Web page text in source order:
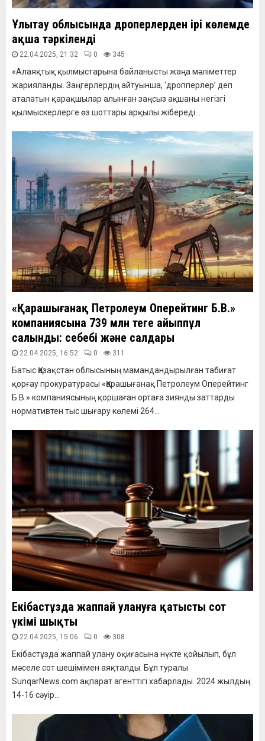
Ұлытау облысында дроперлерден ірі көлемде
ақша тәркіленді
22.04.2025, 21:32 0 345
«Алаяқтық қылмыстарына байланысты жаңа мәліметтер
жарияланды. Заңгерлердің айтуынша, ‘дропперлер’ деп
аталатын қарақшылар алынған заңсыз ақшаны негізгі
қылмыскерлерге өз шоттары арқылы жібереді...
«Қарашығанақ Петролеум Оперейтинг Б.В.»
компаниясына 739 млн теңге айыппұл
салынды: себебі және салдары
22.04.2025, 16:52 0 311
Батыс Қазақстан облысының мамандандырылған табиғат
қорғау прокуратурасы «Қарашығанақ Петролеум Оперейтинг
Б.В.» компаниясының қоршаған ортаға зиянды заттарды
нормативтен тыс шығару көлемі 264...
Екібастұзда жаппай улануға қатысты сот
үкімі шықты
22.04.2025, 15:06 0 308
Екібастұзда жаппай улану оқиғасына нүкте қойылып, бұл
мәселе сот шешімімен аяқталды. Бұл туралы
SunqarNews.com ақпарат агенттігі хабарлады. 2024 жылдың
14-16 сәуір...